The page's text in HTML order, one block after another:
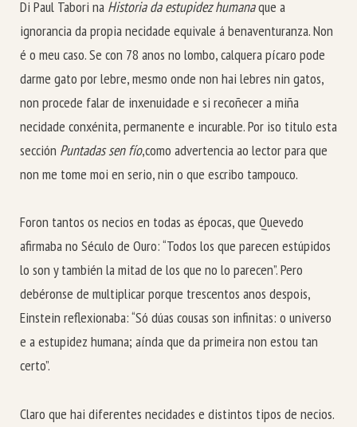
Di Paul Tabori na Historia da estupidez humanaque a
ignorancia da propia necidade equivale á benaventuranza. Non
é o meu caso. Se con 78 anos no lombo, calquera pícaro pode
darme gato por lebre, mesmo onde non hai lebres nin gatos,
non procede falar de inxenuidade e si recoñecer a miña
necidade conxénita, permanente e incurable. Por iso titulo esta
sección Puntadas sen fío,como advertencia ao lector para que
non me tome moi en serio, nin o que escribo tampouco.
Foron tantos os necios en todas as épocas, que Quevedo
afirmaba no Século de Ouro: “Todos los que parecen estúpidos
lo son y también la mitad de los que no lo parecen”. Pero
debéronse de multiplicar porque trescentos anos despois,
Einstein reflexionaba: “Só dúas cousas son infinitas: o universo
e a estupidez humana; aínda que da primeira non estou tan
certo”.
Claro que hai diferentes necidades e distintos tipos de necios.